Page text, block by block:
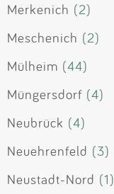
Merkenich (2)
Meschenich (2)
Mülheim (44)
Müngersdorf (4)
Neubrück (4)
Neuehrenfeld (3)
Neustadt-Nord (1)